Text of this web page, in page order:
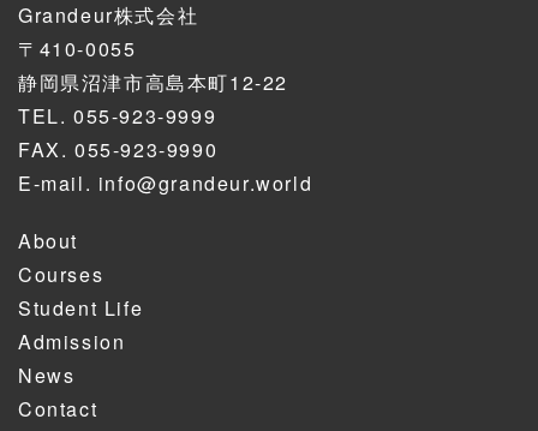
Grandeur株式会社
〒410-0055
静岡県沼津市高島本町12-22
TEL. 055-923-9999
FAX. 055-923-9990
E-mail. info@grandeur.world
About
Courses
Student Life
Admission
News
Contact